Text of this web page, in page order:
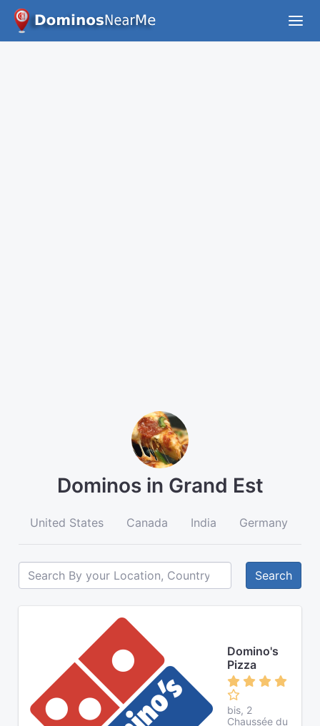
Dominos in Grand Est
United States Canada India Germany
Search
Domino's
Pizza
bis, 2
Chaussée du